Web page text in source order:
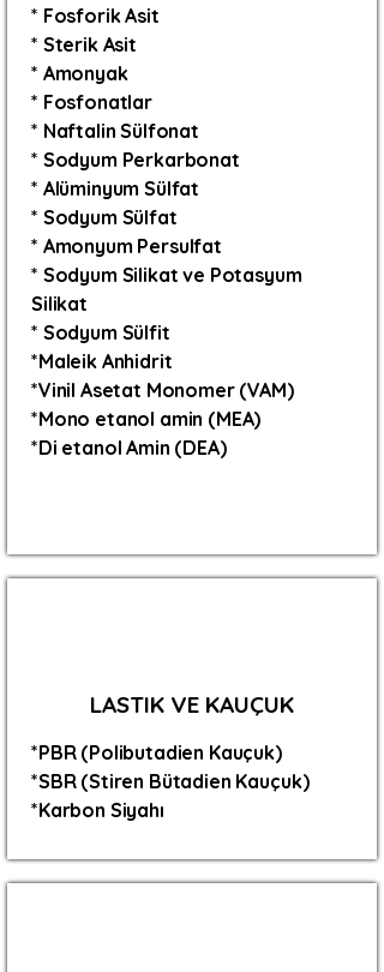
* Fosforik Asit
* Sterik Asit
* Amonyak
* Fosfonatlar
* Naftalin Sülfonat
* Sodyum Perkarbonat
* Alüminyum Sülfat
* Sodyum Sülfat
* Amonyum Persulfat
* Sodyum Silikat ve Potasyum
Silikat
* Sodyum Sülfit
*Maleik Anhidrit
*Vinil Asetat Monomer (VAM)
*Mono etanol amin (MEA)
*Di etanol Amin (DEA)
LASTIK VE KAUÇUK
*PBR (Polibutadien Kauçuk)
*SBR (Stiren Bütadien Kauçuk)
*Karbon Siyahı